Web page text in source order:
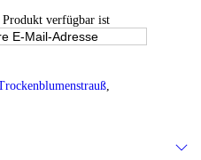
Produkt verfügbar ist